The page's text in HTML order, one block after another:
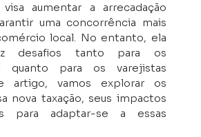
visa aumentar a arrecadação
uma concorrência mais
local. No entanto, ela
desafios tanto para os
quanto para os varejistas
artigo, vamos explorar os
nova taxação, seus impactos
para adaptar-se a essas